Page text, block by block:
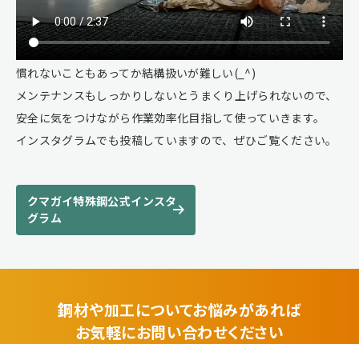
慣れないこともあってか結構扱いが難しい(_^)
メンテナンスもしっかりしないとうまくり上げられないので、
安全に気をつけながら作業効率化目指して使っていきます。
インスタグラムでも投稿していますので、ぜひご覧ください。
クマガイ特殊鋼公式インスタ
グラム
鋼材や加工についてお悩みがあれば
お気軽にお問い合わせください